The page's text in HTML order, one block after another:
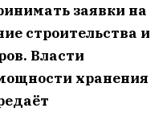
заявки на
строительства и
Власти
хранения